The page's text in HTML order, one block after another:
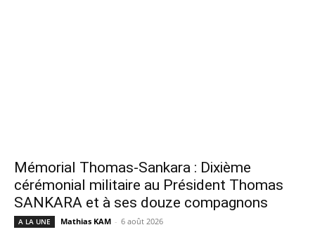
Mémorial Thomas-Sankara : Dixième
cérémonial militaire au Président Thomas
SANKARA et à ses douze compagnons
A LA UNE Mathias KAM - 6 août 2026